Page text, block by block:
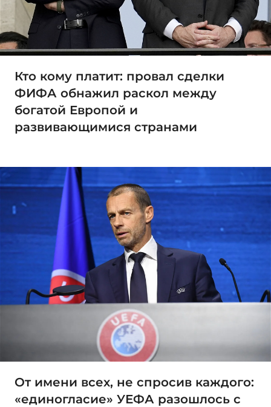
Кто кому платит: провал сделки
ФИФА обнажил раскол между
богатой Европой и
развивающимися странами
От имени всех, не спросив каждого:
«единогласие» УЕФА разошлось с